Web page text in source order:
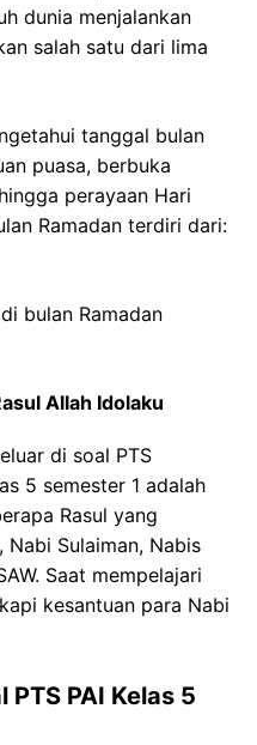
dunia menjalankan
salah satu dari lima
tanggal bulan
puasa, berbuka
perayaan Hari
Ramadan terdiri dari:
bulan Ramadan
Allah Idolaku
di soal PTS
5 semester 1 adalah
Rasul yang
Sulaiman, Nabis
Saat mempelajari
kesantuan para Nabi
PTS PAI Kelas 5